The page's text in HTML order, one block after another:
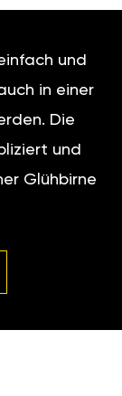
und
in einer
Die
und
Glühbirne